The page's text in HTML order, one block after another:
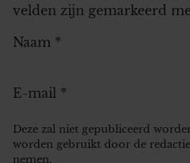
velden zijn gemarkeerd
Naam *
E-mail *
Deze zal niet gepubliceerd
worden gebruikt door de
nemen.